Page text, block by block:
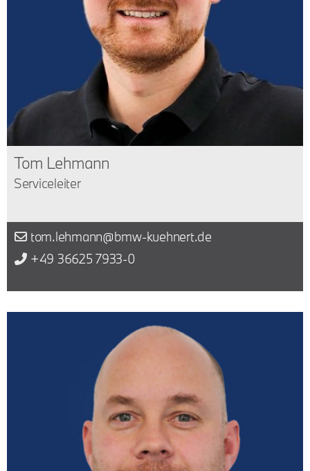
Tom Lehmann
Serviceleiter
tom.lehmann@bmw-kuehnert.de
+49 36625 7933-0